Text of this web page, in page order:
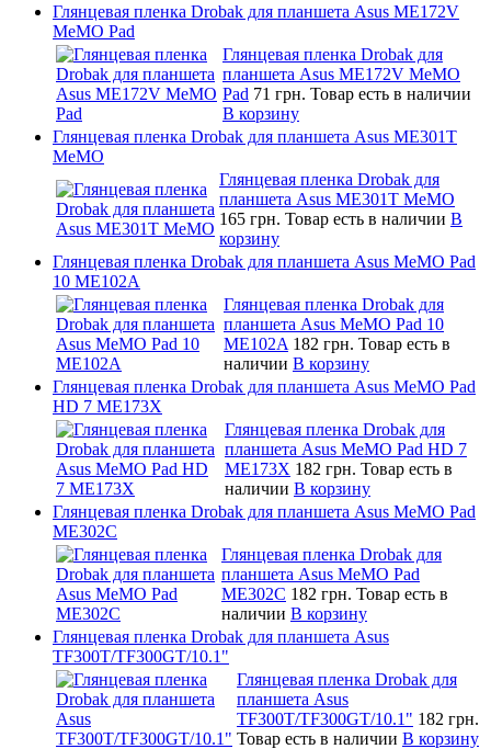
Глянцевая пленка Drobak для планшета Asus ME172V
MeMO Pad
Глянцевая пленка Drobak для
планшета Asus ME172V MeMO
Pad 71 грн. Товар есть в наличии
В корзину
Глянцевая пленка Drobak для планшета Asus ME301T
MeMO
Глянцевая пленка Drobak для
планшета Asus ME301T MeMO
165 грн. Товар есть в наличии В
корзину
Глянцевая пленка Drobak для планшета Asus MeMO Pad
10 ME102A
Глянцевая пленка Drobak для
планшета Asus MeMO Pad 10
ME102A 182 грн. Товар есть в
наличии В корзину
Глянцевая пленка Drobak для планшета Asus MeMO Pad
HD 7 ME173X
Глянцевая пленка Drobak для
планшета Asus MeMO Pad HD 7
ME173X 182 грн. Товар есть в
наличии В корзину
Глянцевая пленка Drobak для планшета Asus MeMO Pad
ME302C
Глянцевая пленка Drobak для
планшета Asus MeMO Pad
ME302C 182 грн. Товар есть в
наличии В корзину
Глянцевая пленка Drobak для планшета Asus
TF300T/TF300GT/10.1"
Глянцевая пленка Drobak для
планшета Asus
TF300T/TF300GT/10.1" 182 грн.
Товар есть в наличии В корзину